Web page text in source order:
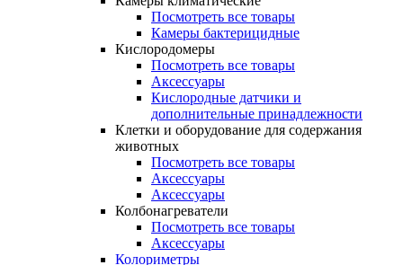
Посмотреть все товары
Камеры бактерицидные
Кислородомеры
Посмотреть все товары
Аксессуары
Кислородные датчики и
дополнительные принадлежности
Клетки и оборудование для содержания
животных
Посмотреть все товары
Аксессуары
Аксессуары
Колбонагреватели
Посмотреть все товары
Аксессуары
Колориметры